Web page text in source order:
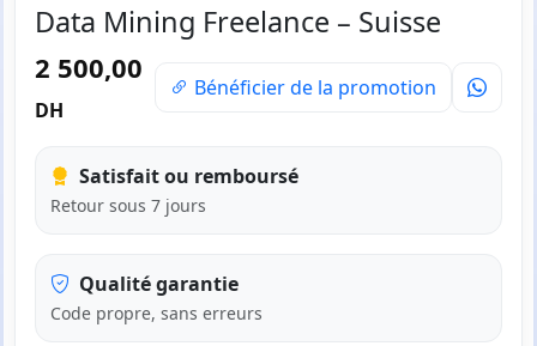
Data Mining Freelance – Suisse
2 500,00
DH
Bénéficier de la promotion
Satisfait ou remboursé
Retour sous 7 jours
Qualité garantie
Code propre, sans erreurs